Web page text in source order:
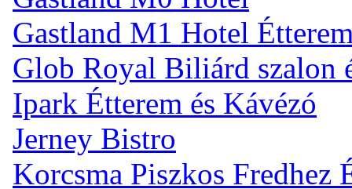
Gastland M1 Hotel
Glob Royal Biliárd szalon
Ipark Étterem és Kávézó
Jerney Bistro
Korcsma Piszkos Fredhez